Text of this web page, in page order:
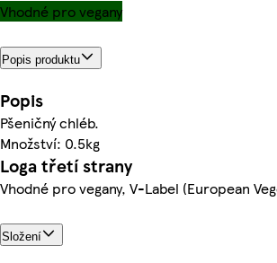
Vhodné pro vegany
Popis produktu
Popis
Pšeničný chléb.
Množství: 0.5kg
Loga třetí strany
Vhodné pro vegany, V-Label (European
Složení